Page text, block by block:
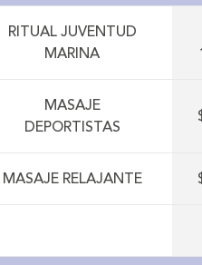
RITUAL JUVENTUD
MARINA
MASAJE
DEPORTISTAS
MASAJE RELAJANTE